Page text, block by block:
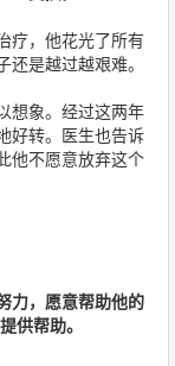
疗，他花光了所有
是越过越艰难。
想象。经过这两年
好转。医生也告诉
他不愿意放弃这个
力，愿意帮助他的
供帮助。